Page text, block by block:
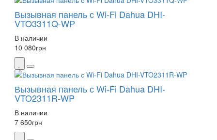
Вызывная панель с Wi-Fi Dahua DHI-
VTO3311Q-WP
В наличии
10 080грн
Вызывная панель с Wi-Fi Dahua DHI-
VTO2311R-WP
В наличии
7 650грн